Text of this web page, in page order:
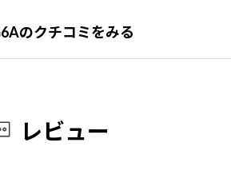
のクチコミをみる
レビュー